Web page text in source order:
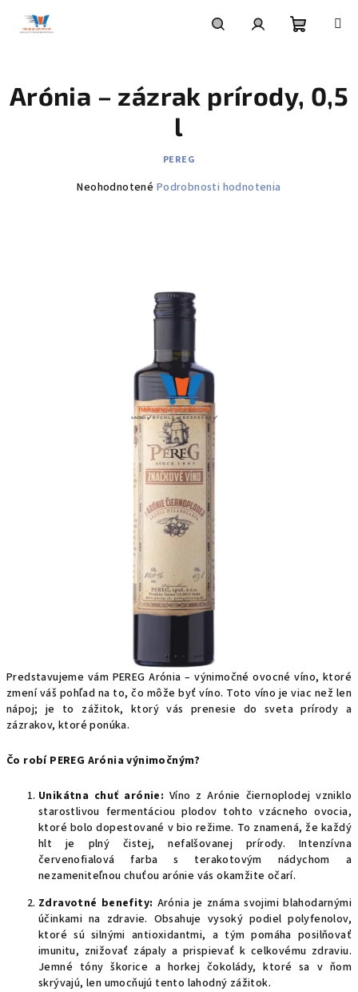
košík
Predstavujeme vám PEREG Arónia – výnimočné ovocné víno, ktoré
zmení váš pohľad na to, čo môže byť víno. Toto víno je viac než len
nápoj; je to zážitok, ktorý vás prenesie do sveta prírody a
zázrakov, ktoré ponúka.
Čo robí PEREG Arónia výnimočným?
Unikátna chuť arónie: Víno z Arónie čiernoplodej vzniklo
starostlivou fermentáciou plodov tohto vzácneho ovocia,
ktoré bolo dopestované v bio režime. To znamená, že každý
hlt je plný čistej, nefalšovanej prírody. Intenzívna
červenofialová farba s terakotovým nádychom a
nezameniteľnou chuťou arónie vás okamžite očarí.
Zdravotné benefity: Arónia je známa svojimi blahodarnými
účinkami na zdravie. Obsahuje vysoký podiel polyfenolov,
ktoré sú silnými antioxidantmi, a tým pomáha posilňovať
imunitu, znižovať zápaly a prispievať k celkovému zdraviu.
Jemné tóny škorice a horkej čokolády, ktoré sa v ňom
skrývajú, len umocňujú tento lahodný zážitok.
Arónia – zázrak prírody, 0,5
l
PEREG
Priemerné
Neohodnotené Podrobnosti hodnotenia